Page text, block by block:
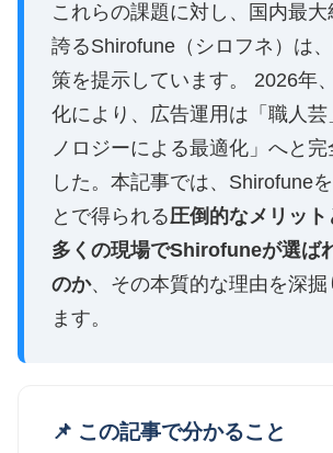
これらの課題に対し、国内最大
誇るShirofune（シロフネ）は
策を提示しています。 2026年
化により、広告運用は「職人芸
ノロジーによる最適化」へと完
した。本記事では、Shirofune
とで得られる圧倒的なメリット
多くの現場でShirofuneが選ば
のか、その本質的な理由を深掘
ます。
📌 この記事で分かること